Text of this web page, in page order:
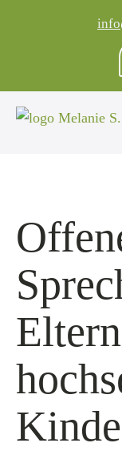
Eltern